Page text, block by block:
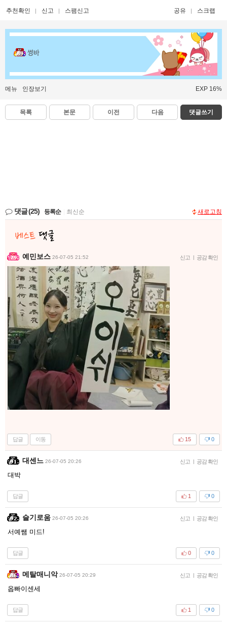
추천확인 신고 스팸신고 공유 스크랩
썽바
메뉴 인장보기 EXP 16%
목록 본문 이전 다음 댓글쓰기
댓글(25) 등록순 최신순 새로고침
예민보스 26-07-05 21:52 신고 | 공감 확인
답글 이동 0
15
대센느 26-07-05 20:26 신고 | 공감 확인
대박
답글 0
1
슬기로움 26-07-05 20:26 신고 | 공감 확인
서예쌤 미드!
답글 0
0
메탈매니악 26-07-05 20:29 신고 | 공감 확인
옵빠이센세
답글 0
1